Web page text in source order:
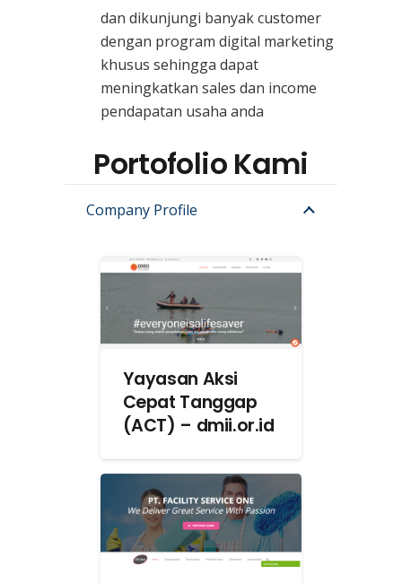
dan dikunjungi banyak customer
dengan program digital marketing
khusus sehingga dapat
meningkatkan sales dan income
pendapatan usaha anda
Portofolio Kami
Company Profile
Yayasan Aksi
Cepat Tanggap
(ACT) – dmii.or.id